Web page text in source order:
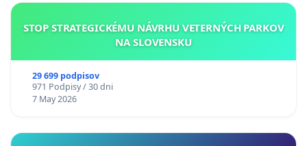
STOP STRATEGICKÉMU NÁVRHU VETERNÝCH PARKOV
NA SLOVENSKU
29 699 podpisov
971 Podpisy / 30 dni
7 May 2026